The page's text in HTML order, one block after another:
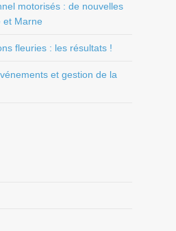
motorisés : de nouvelles
et Marne
fleuries : les résultats !
et gestion de la